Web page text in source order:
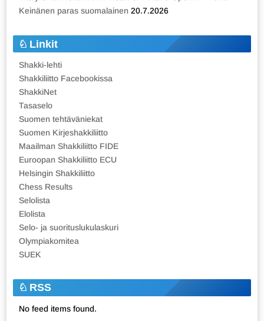
Keinänen paras suomalainen 20.7.2026
Linkit
Shakki-lehti
Shakkiliitto Facebookissa
ShakkiNet
Tasaselo
Suomen tehtäväniekat
Suomen Kirjeshakkiliitto
Maailman Shakkiliitto FIDE
Euroopan Shakkiliitto ECU
Helsingin Shakkiliitto
Chess Results
Selolista
Elolista
Selo- ja suorituslukulaskuri
Olympiakomitea
SUEK
RSS
No feed items found.